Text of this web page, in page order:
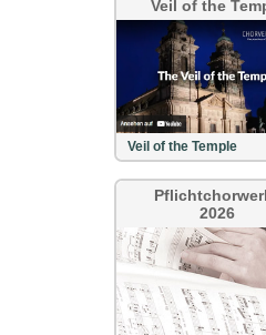
Veil of the
Veil of the Temple
2026